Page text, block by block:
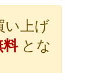
い上げ
とな